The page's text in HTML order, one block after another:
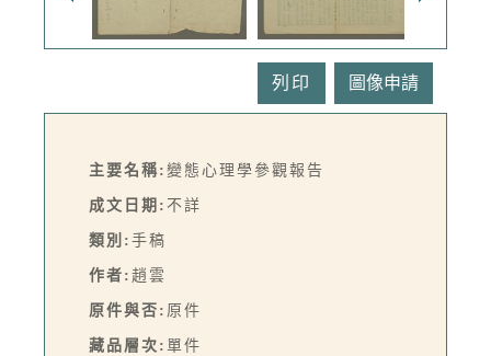
列印
主要名稱: 變態心理學參觀報告
成文日期: 不詳
類別: 手稿
作者: 趙雲
原件與否: 原件
藏品層次: 單件